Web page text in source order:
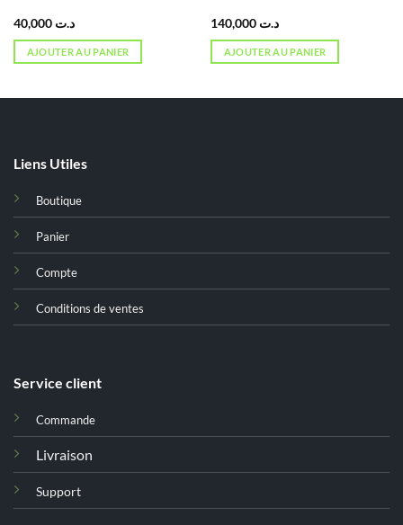
د.ت 40,000
AJOUTER AU PANIER
د.ت 140,000
AJOUTER AU PANIER
Liens Utiles
Boutique
Panier
Compte
Conditions de ventes
Service client
Commande
Livraison
Support